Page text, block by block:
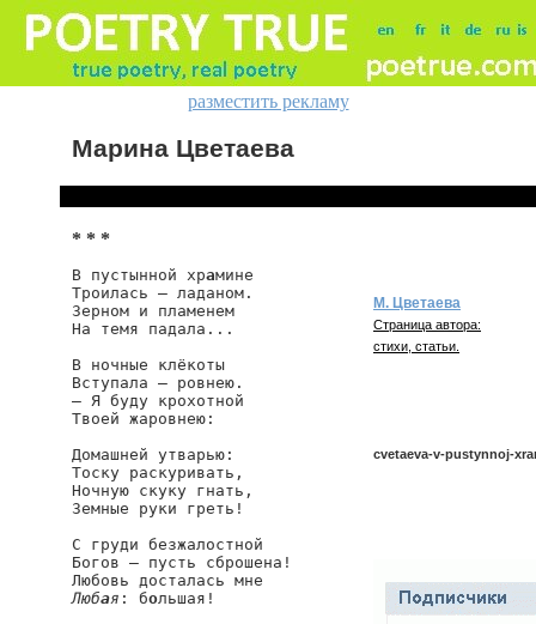
разместить рекламу
Марина Цветаева
* * *
В пустынной храмине
Троилась — ладаном.
Зерном и пламенем
На темя падала...
В ночные клёкоты
Вступала — ровнею.
— Я буду крохотной
Твоей жаровнею:
Домашней утварью:
Тоску раскуривать,
Ночную скуку гнать,
Земные руки греть!
С груди безжалостной
Богов — пусть сброшена!
Любая : большая!
М. Цветаева
Страница автора:
стихи, статьи.
cvetaeva-v-pustynnoj-